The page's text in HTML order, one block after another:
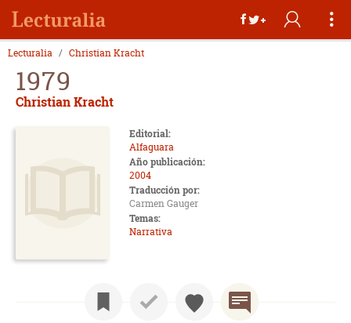
Lecturalia Christian Kracht
1979
Christian Kracht
Editorial:
Alfaguara
Año publicación:
2004
Traducción por:
Carmen Gauger
Temas:
Narrativa